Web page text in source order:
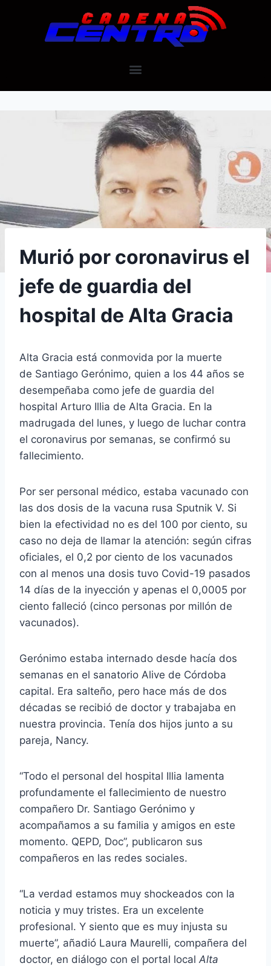
Murió por coronavirus el
jefe de guardia del
hospital de Alta Gracia
Alta Gracia está conmovida por la muerte
de Santiago Gerónimo, quien a los 44 años se
desempeñaba como jefe de guardia del
hospital Arturo Illia de Alta Gracia. En la
madrugada del lunes, y luego de luchar contra
el coronavirus por semanas, se confirmó su
fallecimiento.
Por ser personal médico, estaba vacunado con
las dos dosis de la vacuna rusa Sputnik V. Si
bien la efectividad no es del 100 por ciento, su
caso no deja de llamar la atención: según cifras
oficiales, el 0,2 por ciento de los vacunados
con al menos una dosis tuvo Covid-19 pasados
14 días de la inyección y apenas el 0,0005 por
ciento falleció (cinco personas por millón de
vacunados).
Gerónimo estaba internado desde hacía dos
semanas en el sanatorio Alive de Córdoba
capital. Era salteño, pero hace más de dos
décadas se recibió de doctor y trabajaba en
nuestra provincia. Tenía dos hijos junto a su
pareja, Nancy.
“Todo el personal del hospital Illia lamenta
profundamente el fallecimiento de nuestro
compañero Dr. Santiago Gerónimo y
acompañamos a su familia y amigos en este
momento. QEPD, Doc”, publicaron sus
compañeros en las redes sociales.
“La verdad estamos muy shockeados con la
noticia y muy tristes. Era un excelente
profesional. Y siento que es muy injusta su
muerte”, añadió Laura Maurelli, compañera del
doctor, en diálogo con el portal local Alta